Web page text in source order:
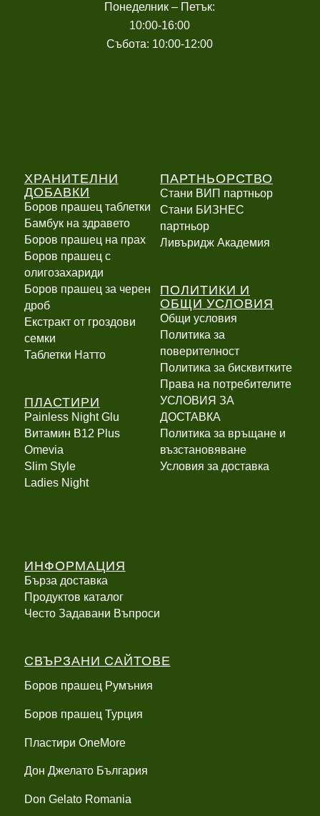
Понеделник – Петък:
10:00-16:00
Събота: 10:00-12:00
ХРАНИТЕЛНИ
ДОБАВКИ
Боров прашец таблетки
Бамбук на здравето
Боров прашец на прах
Боров прашец с
олигозахариди
Боров прашец за черен
дроб
Екстракт от гроздови
семки
Таблетки Натто
ПЛАСТИРИ
Painless Night Glu
Витамин B12 Plus
Оmevia
Slim Style
Ladies Night
ПАРТНЬОРСТВО
Стани ВИП партньор
Стани БИЗНЕС
партньор
Ливъридж Академия
ПОЛИТИКИ И
ОБЩИ УСЛОВИЯ
Общи условия
Политика за
поверителност
Политика за бисквитките
Права на потребителите
УСЛОВИЯ ЗА
ДОСТАВКА
Политика за връщане и
възстановяване
Условия за доставка
ИНФОРМАЦИЯ
Бърза доставка
Продуктов каталог
Често Задавани Въпроси
СВЪРЗАНИ САЙТОВЕ
Боров прашец Румъния
Боров прашец Турция
Пластири OneMore
Дон Джелато България
Don Gelato Romania